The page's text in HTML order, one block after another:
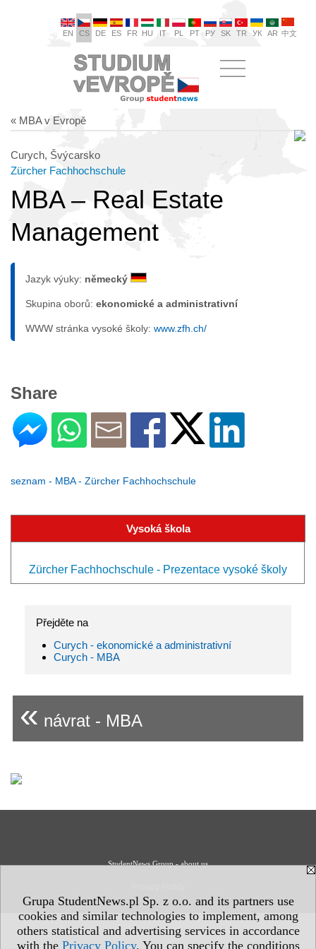
Grupa StudentNews.pl Sp. z o.o. and its partners use
cookies and similar technologies to implement, among
others statistical and advertising services in accordance
with the Privacy Policy. You can specify the conditions
EN CS DE ES FR HU IT PL PT РУ SK TR УК AR 中文
« MBA v Evropě
Curych, Švýcarsko
Zürcher Fachhochschule
MBA – Real Estate
Management
Jazyk výuky: německý
Skupina oborů: ekonomické a administrativní
WWW stránka vysoké školy: www.zfh.ch/
Share
seznam - MBA - Zürcher Fachhochschule
Vysoká škola
Zürcher Fachhochschule - Prezentace vysoké školy
Přejděte na
Curych - ekonomické a administrativní
Curych - MBA
« návrat - MBA
StudentNews Group - about us